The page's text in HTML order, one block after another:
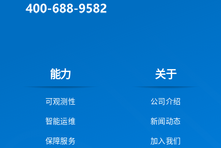
能力
可观测性
智能运维
保障服务
关于
公司介绍
新闻动态
加入我们